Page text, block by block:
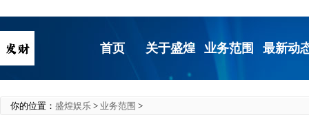
首页 关于盛煌 业务范围 最新动
你的位置： 盛煌娱乐 > 业务范围 >